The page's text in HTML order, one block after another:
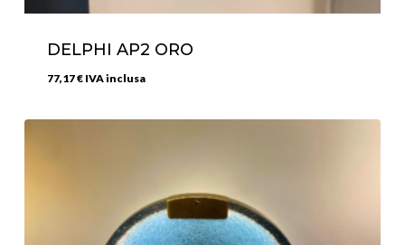
DELPHI AP2 ORO
77,17€ IVA inclusa